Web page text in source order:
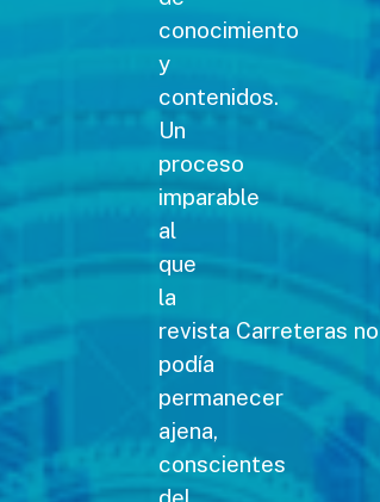
conocimiento
y
contenidos.
Un
proceso
imparable
al
que
la
revista Carreteras no
podía
permanecer
ajena,
conscientes